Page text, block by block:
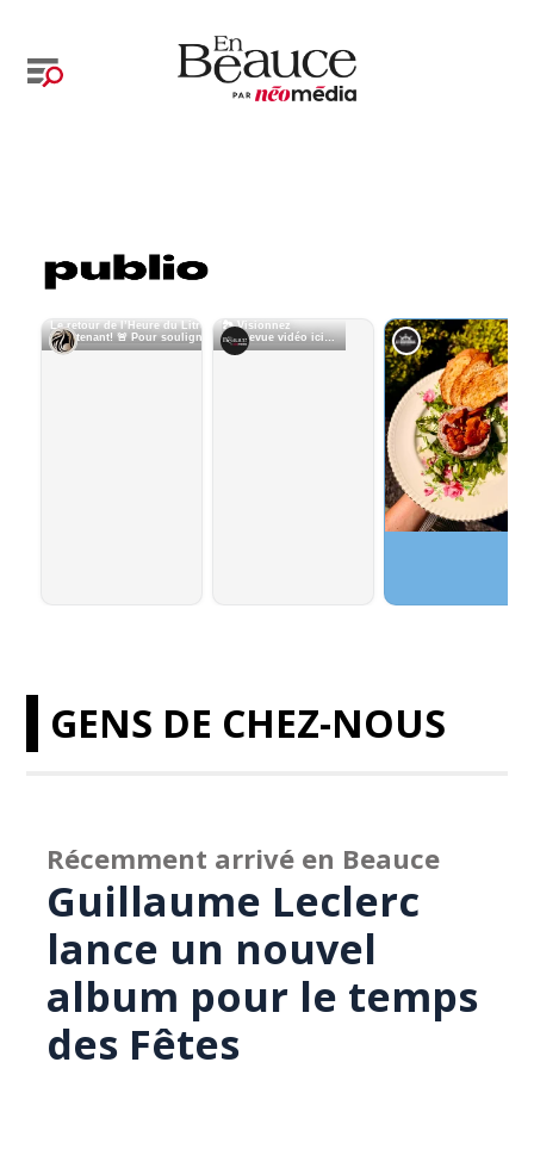
GENS DE CHEZ-NOUS
Récemment arrivé en Beauce
Guillaume Leclerc
lance un nouvel
album pour le temps
des Fêtes